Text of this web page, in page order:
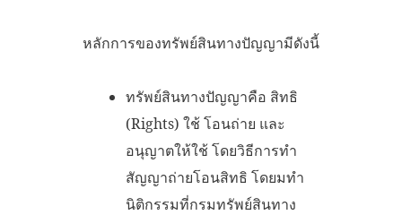
หลักการของทรัพย์สินทางปัญญามีดังนี้
ทรัพย์สินทางปัญญาคือ สิทธิ
(Rights) ใช้ โอนถ่าย และ
อนุญาตให้ใช้ โดยวิธีการทำ
สัญญาถ่ายโอนสิทธิ โดยมทำ
นิติกรรมที่กรมทรัพย์สินทาง